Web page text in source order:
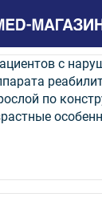
с
по